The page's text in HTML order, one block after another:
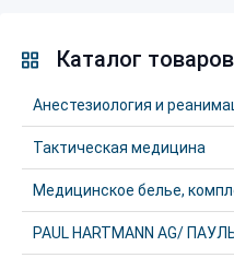
Каталог товаров
Анестезиология и
Тактическая медицина
Медицинское белье,
PAUL HARTMANN AG/